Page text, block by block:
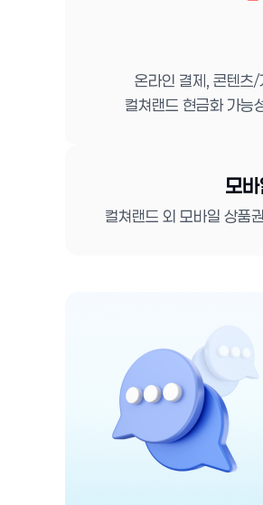
온라인 결제, 콘텐츠
컬쳐랜드 현금화 가능
모
컬쳐랜드 외 모바일 상품